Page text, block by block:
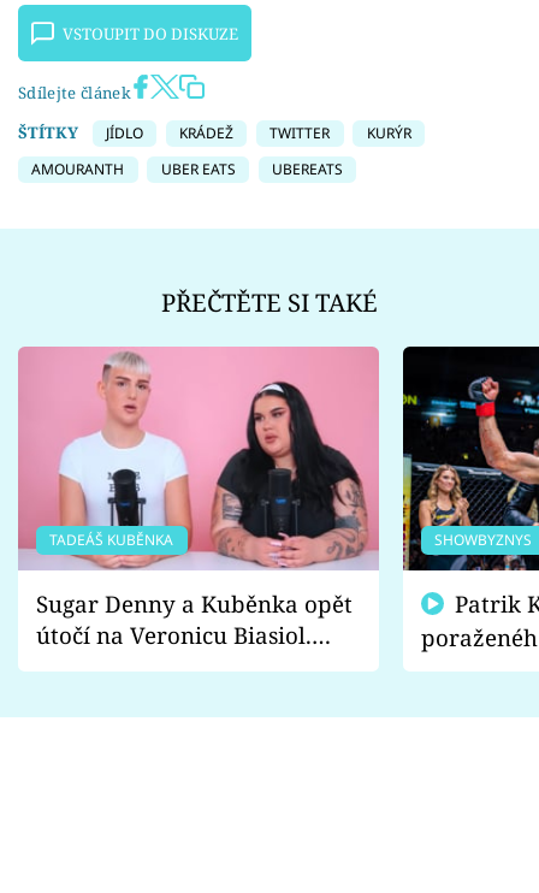
VSTOUPIT DO DISKUZE
Sdílejte článek
ŠTÍTKY
JÍDLO KRÁDEŽ TWITTER
KURÝR
AMOURANTH
UBER EATS UBEREATS
PŘEČTĚTE SI TAKÉ
TADEÁŠ KUBĚNKA
Sugar Denny a Kuběnka opět
útočí na Veronicu Biasiol.
Proč je podle nich falešná a
SHOWBYZNYS
fanoušci